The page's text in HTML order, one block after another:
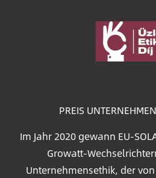
PREIS
Im Jahr 2020 gewann EU-
Growatt-
Unternehmensethik, der